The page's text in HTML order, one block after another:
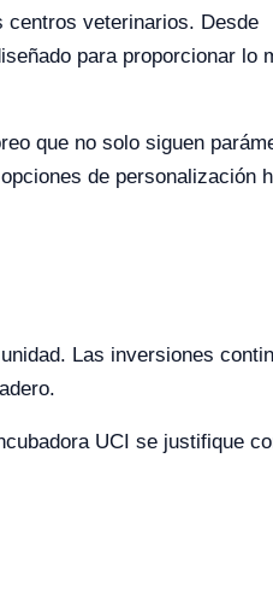
centros veterinarios. Desde
para proporcionar lo
que no solo siguen
de personalización
Las inversiones
UCI se justifique